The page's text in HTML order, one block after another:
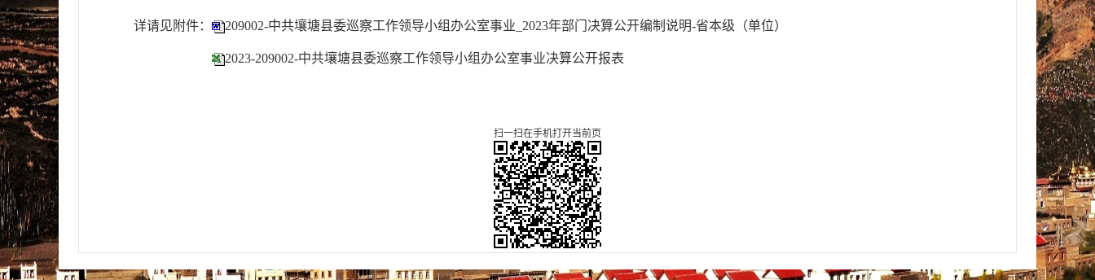
详请见附件： 209002-中共壤塘县委巡察工作领导小组办公室事业_2023年部门决算公开编制说明-省本级（单位）
2023-209002-中共壤塘县委巡察工作领导小组办公室事业决算公开报表
扫一扫在手机打开当前页